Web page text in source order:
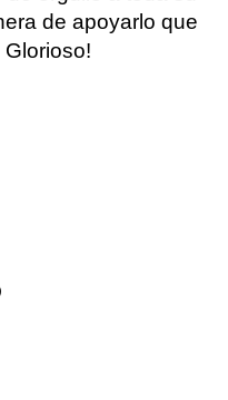
de apoyarlo que